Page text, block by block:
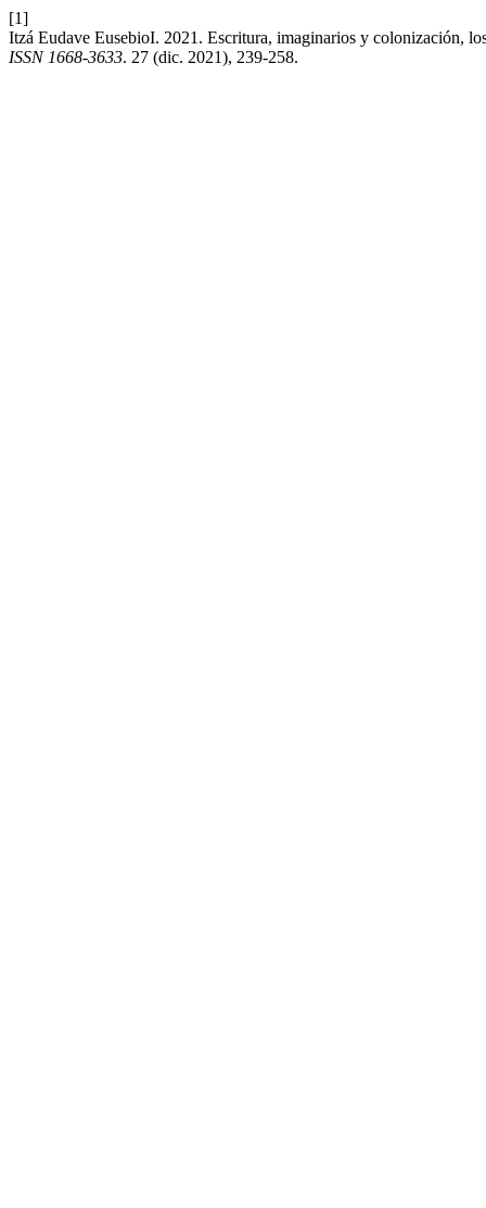
[1]
Itzá Eudave EusebioI. 2021. Escritura, imaginarios y colonización,
ISSN 1668-3633. 27 (dic. 2021), 239-258.